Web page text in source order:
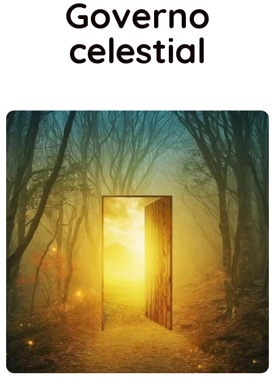
Governo
celestial